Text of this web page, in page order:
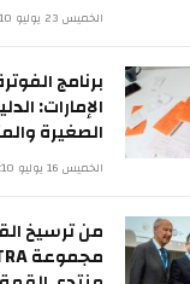
الخميس 23 يوليو 3:10 م
برنامج
الإمارات:
الصغيرة
الخميس 16 يوليو 3:10 م
من ترسيخ